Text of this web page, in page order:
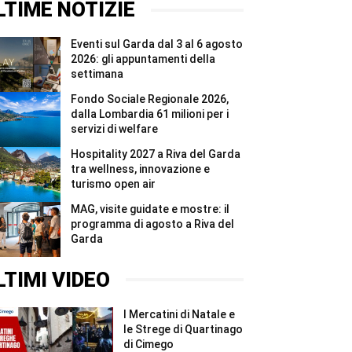
del
Garda
#Shorts
Garda
wellness,
innovazione
e
turismo
open
air
#Shorts
NOTIZIE
Eventi sul Garda dal 3 al 6 agosto
2026: gli appuntamenti della
settimana
Fondo Sociale Regionale 2026,
dalla Lombardia 61 milioni per i
servizi di welfare
Hospitality 2027 a Riva del Garda
tra wellness, innovazione e
turismo open air
MAG, visite guidate e mostre: il
programma di agosto a Riva del
Garda
VIDEO
I Mercatini di Natale e
le Strege di Quartinago
di Cimego